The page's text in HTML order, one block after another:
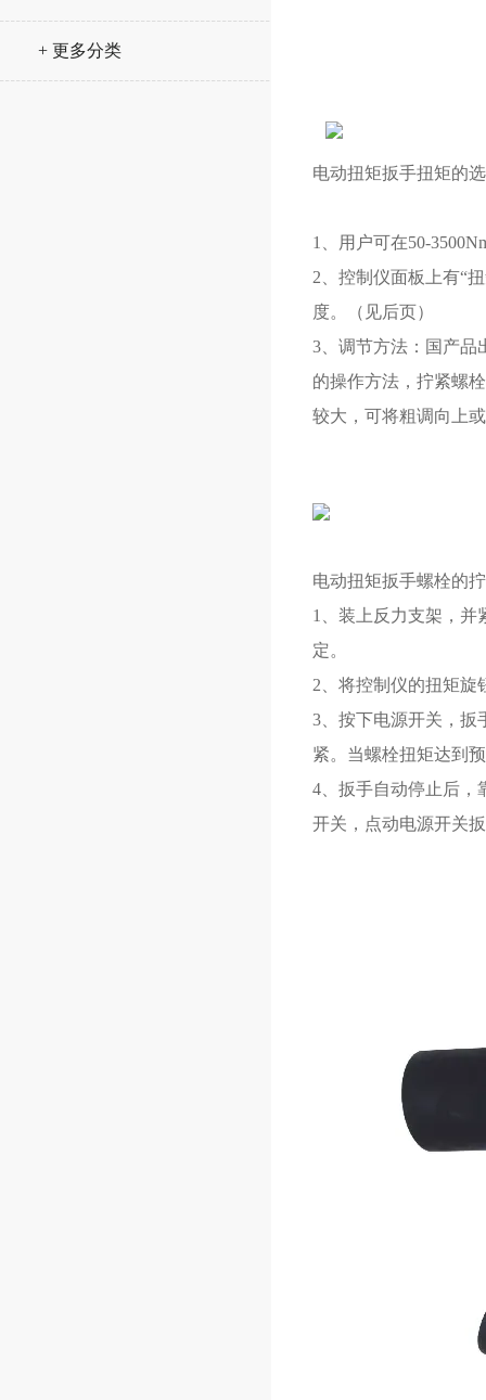
+ 更多分类
电动扭矩扳手扭矩的
1、用户可在50-
2、控制仪面板上有“
度。（见后页）
3、调节方法：国产品
的操作方法，拧紧螺
较大，可将粗调向上
电动扭矩扳手螺栓的
1、装上反力支架，并
定。
2、将控制仪的扭矩旋
3、按下电源开关，扳
紧。当螺栓扭矩达到
4、扳手自动停止后，
开关，点动电源开关